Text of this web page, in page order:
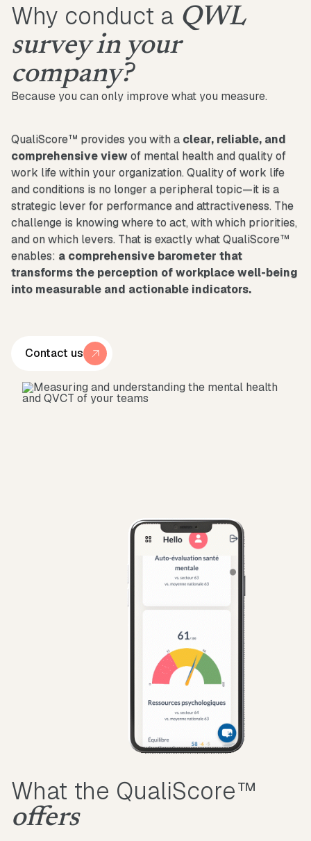
Why conduct a QWL
survey in your
company?
Because you can only improve what you measure.
QualiScore™ provides you with a clear, reliable, and
comprehensive view of mental health and quality of
work life within your organization. Quality of work life
and conditions is no longer a peripheral topic—it is a
strategic lever for performance and attractiveness. The
challenge is knowing where to act, with which priorities,
and on which levers. That is exactly what QualiScore™
enables: a comprehensive barometer that
transforms the perception of workplace well-being
into measurable and actionable indicators.
Contact us
What the QualiScore™
offers